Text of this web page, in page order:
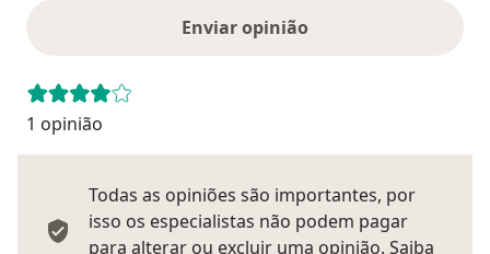
Enviar opinião
1 opinião
Todas as opiniões são importantes, por
isso os especialistas não podem pagar
para alterar ou excluir uma opinião. Saiba